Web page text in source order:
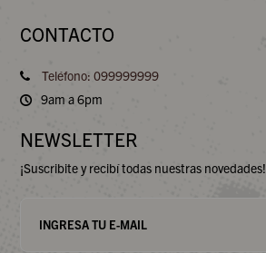
CONTACTO
Teléfono: 099999999
9am a 6pm
NEWSLETTER
¡Suscribite y recibí todas nuestras novedades!